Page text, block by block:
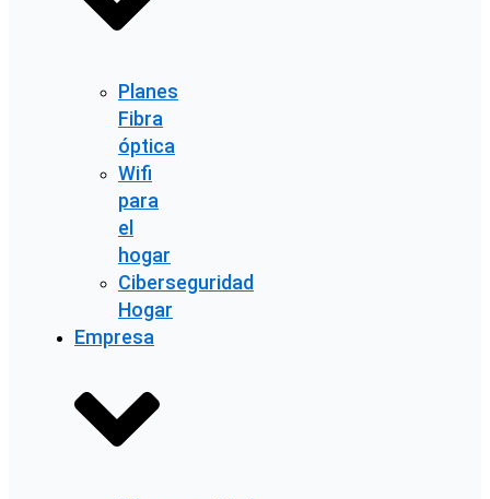
Planes
Fibra
óptica
Wifi
para
el
hogar
Ciberseguridad
Hogar
Empresa